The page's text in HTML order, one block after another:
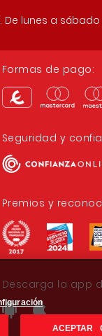
EROSKI/
Avenida
ALIPROX
Calle
EROSKI/
EROSKI/
GALLEGO
Calle
. De lunes a
Formas de pago:
Seguridad y
Premios y
Descarga la app
ACEPTAR